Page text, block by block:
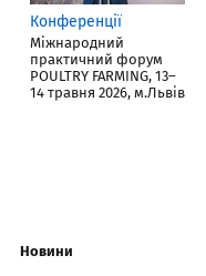
Конференції
Міжнародний
практичний форум
POULTRY FARMING, 13–
14 травня 2026, м.Львів
Новини